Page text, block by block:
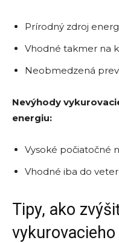
Prírodný zdroj
Vhodné takmer na
Neobmedzená
Nevýhody
energiu:
Vysoké počiatočné
Vhodné iba do
Tipy, ako